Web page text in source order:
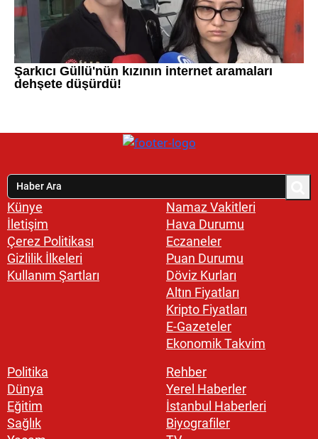
Künye
İletişim
Çerez Politikası
Gizlilik İlkeleri
Kullanım Şartları
Namaz Vakitleri
Hava Durumu
Eczaneler
Puan Durumu
Döviz Kurları
Altın Fiyatları
Kripto Fiyatları
E-Gazeteler
Ekonomik Takvim
Politika
Dünya
Eğitim
Sağlık
Rehber
Yerel Haberler
İstanbul Haberleri
Biyografiler